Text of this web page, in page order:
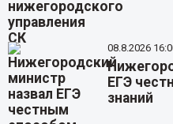
08.8.2026
ЕГЭ
знаний